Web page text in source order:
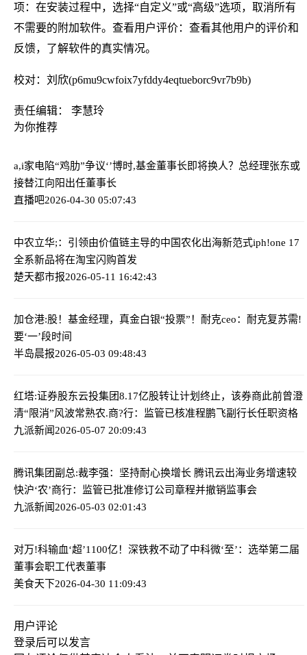
项：在安装过程中，选择“自定义”或“高级”选项，取消所有
不需要的附加软件。查看用户评价：查看其他用户的评价和
反馈，了解软件的真实情况。
校对：刘欣(p6mu9cwfoix7yfddy4eqtueborc9vr7b9b)
责任编辑： 李慧玲
为你推荐
a,i家电陷“鸡肋”争议‘’博时,基金董事长即将换人？总经理张东或
接替江向阳出任董事长
直播吧2026-04-30 05:07:43
中农立华;：引领由价值链主导的中国农化出海新范式iph!one 17
全系新品将在淘宝闪购首发
楚天都市报2026-05-11 16:42:43
加仓港:股！基金经理，真金白银“投票”！ 耐克ceo：耐克复苏需!
要‘一’段时间
半岛晨报2026-05-03 09:48:43
红塔:证券股东云投集团8.17亿股转让计划终止，该券商此前曾澄
清“限消”风波常熟农.商?行：监管已核准程鹏飞副行长任职资格
九派新闻2026-05-07 20:09:43
腾讯集团副总:裁李强：坚持耐心换增长 腾讯云出海业务增速较
快沪‘农’商行：监管已批准修订公司章程并撤销监事会
九派新闻2026-05-03 02:01:43
对万!科输血‘超’1100亿！深铁救不动了中科微‘至’：选举第二届
董事会职工代表董事
美食天下2026-04-30 11:09:43
用户评论
登录后可以发言